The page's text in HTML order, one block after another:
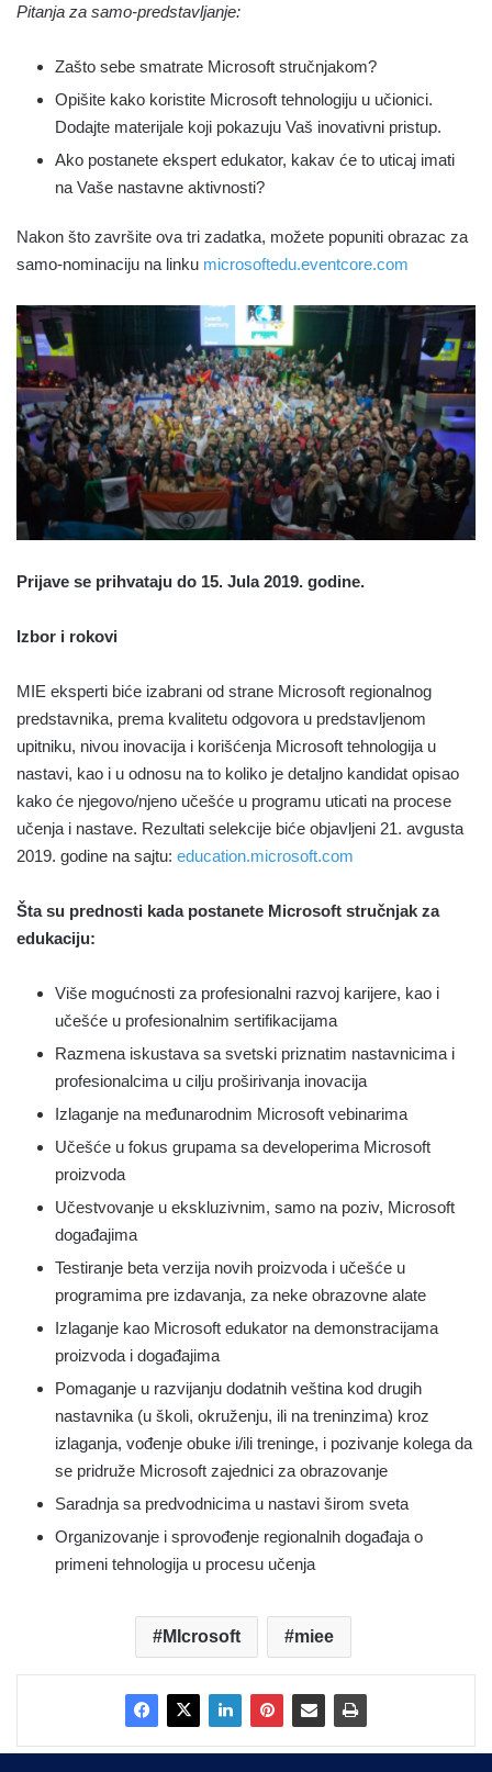
Pitanja za samo-predstavljanje:
Zašto sebe smatrate Microsoft stručnjakom?
Opišite kako koristite Microsoft tehnologiju u učionici.
Dodajte materijale koji pokazuju Vaš inovativni pristup.
Ako postanete ekspert edukator, kakav će to uticaj imati
na Vaše nastavne aktivnosti?
Nakon što završite ova tri zadatka, možete popuniti obrazac za
samo-nominaciju na linku microsoftedu.eventcore.com
Prijave se prihvataju do 15. Jula 2019. godine.
Izbor i rokovi
MIE eksperti biće izabrani od strane Microsoft regionalnog
predstavnika, prema kvalitetu odgovora u predstavljenom
upitniku, nivou inovacija i korišćenja Microsoft tehnologija u
nastavi, kao i u odnosu na to koliko je detaljno kandidat opisao
kako će njegovo/njeno učešće u programu uticati na procese
učenja i nastave. Rezultati selekcije biće objavljeni 21. avgusta
2019. godine na sajtu: education.microsoft.com
Šta su prednosti kada postanete Microsoft stručnjak za
edukaciju:
Više mogućnosti za profesionalni razvoj karijere, kao i
učešće u profesionalnim sertifikacijama
Razmena iskustava sa svetski priznatim nastavnicima i
profesionalcima u cilju proširivanja inovacija
Izlaganje na međunarodnim Microsoft vebinarima
Učešće u fokus grupama sa developerima Microsoft
proizvoda
Učestvovanje u ekskluzivnim, samo na poziv, Microsoft
događajima
Testiranje beta verzija novih proizvoda i učešće u
programima pre izdavanja, za neke obrazovne alate
Izlaganje kao Microsoft edukator na demonstracijama
proizvoda i događajima
Pomaganje u razvijanju dodatnih veština kod drugih
nastavnika (u školi, okruženju, ili na treninzima) kroz
izlaganja, vođenje obuke i/ili treninge, i pozivanje kolega da
se pridruže Microsoft zajednici za obrazovanje
Saradnja sa predvodnicima u nastavi širom sveta
Organizovanje i sprovođenje regionalnih događaja o
primeni tehnologija u procesu učenja
MIcrosoft miee